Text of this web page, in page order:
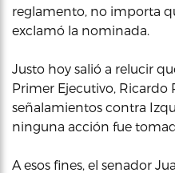
reglamento, no importa
exclamó la nominada.
Justo hoy salió a relucir
Primer Ejecutivo, Ricardo
señalamientos contra
ninguna acción fue
A esos fines, el senador